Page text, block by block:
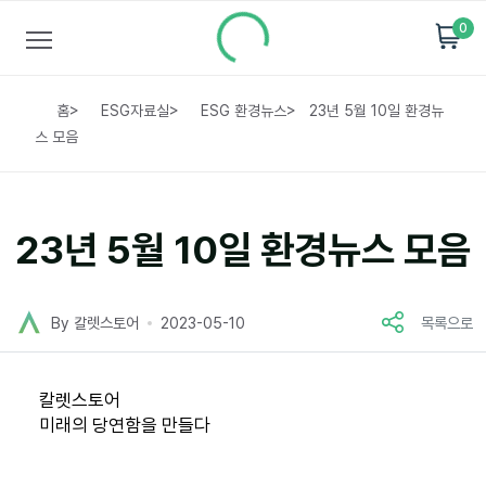
0
홈> ESG자료실> ESG 환경뉴스>
23년 5월 10일 환경뉴
스 모음
23년 5월 10일 환경뉴스 모음
By 칼렛스토어 2023-05-10 목록으로
칼렛스토어
미래의 당연함을 만들다